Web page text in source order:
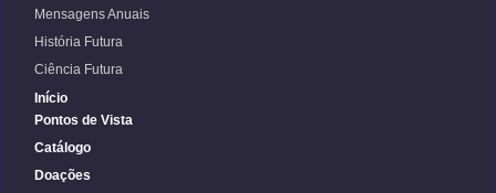
Mensagens Anuais
História Futura
Ciência Futura
Início
Pontos de Vista
Catálogo
Doações